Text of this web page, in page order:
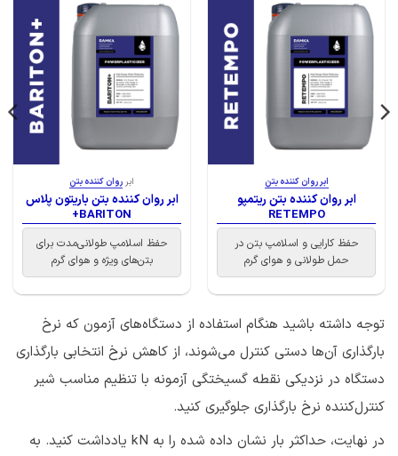
ابر روان کننده بتن
ابر روان کننده بتن ریتمپو
RETEMPO
حفظ کارایی و اسلامپ بتن در
حمل طولانی و هوای گرم
ابر روان کننده بتن
ابر روان کننده بتن باریتون پلاس
BARITON+
حفظ اسلامپ طولانی‌مدت برای
بتن‌های ویژه و هوای گرم
توجه داشته باشید هنگام استفاده از دستگاه‌های آزمون که نرخ
بارگذاری آن‌ها دستی کنترل می‌شوند، از کاهش نرخ انتخابی بارگذاری
دستگاه در نزدیکی نقطه گسیختگی آزمونه با تنظیم مناسب شیر
کنترل‌کننده نرخ بارگذاری جلوگیری کنید.
در نهایت، حداکثر بار نشان داده شده را به kN یادداشت کنید. به